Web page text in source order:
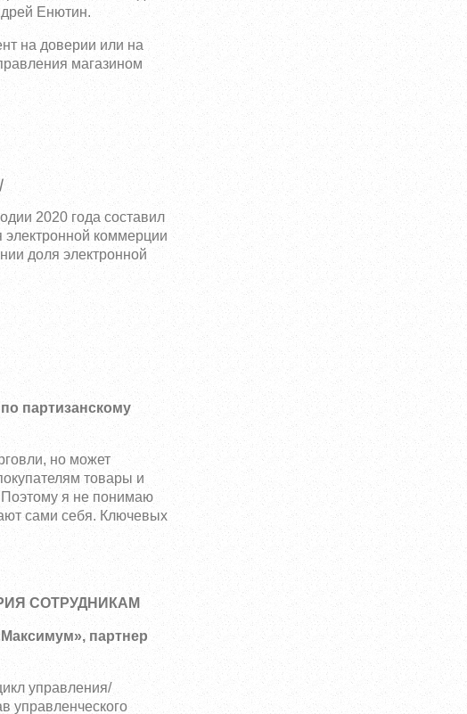
Енютин.
на доверии или на
магазином
2020 года составил
электронной коммерции
доля электронной
партизанскому
но может
товары и
Поэтому я не понимаю
сами себя. Ключевых
СОТРУДНИКАМ
партнер
управления/
управленческого